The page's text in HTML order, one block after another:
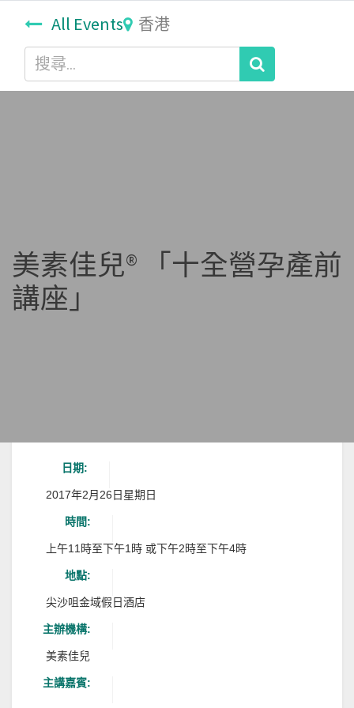
All Events 香港
美素佳兒® 「十全營孕產前
講座」
日期:
2017年2月26日星期日
時間:
上午11時至下午1時 或下午2時至下午4時
地點:
尖沙咀金域假日酒店
主辦機構:
美素佳兒
主講嘉賓: